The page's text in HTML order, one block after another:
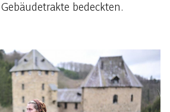
bedeckten.